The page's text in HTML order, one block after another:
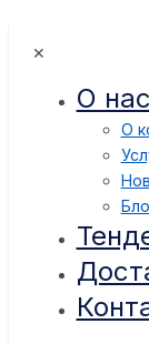
✕
О нас
О